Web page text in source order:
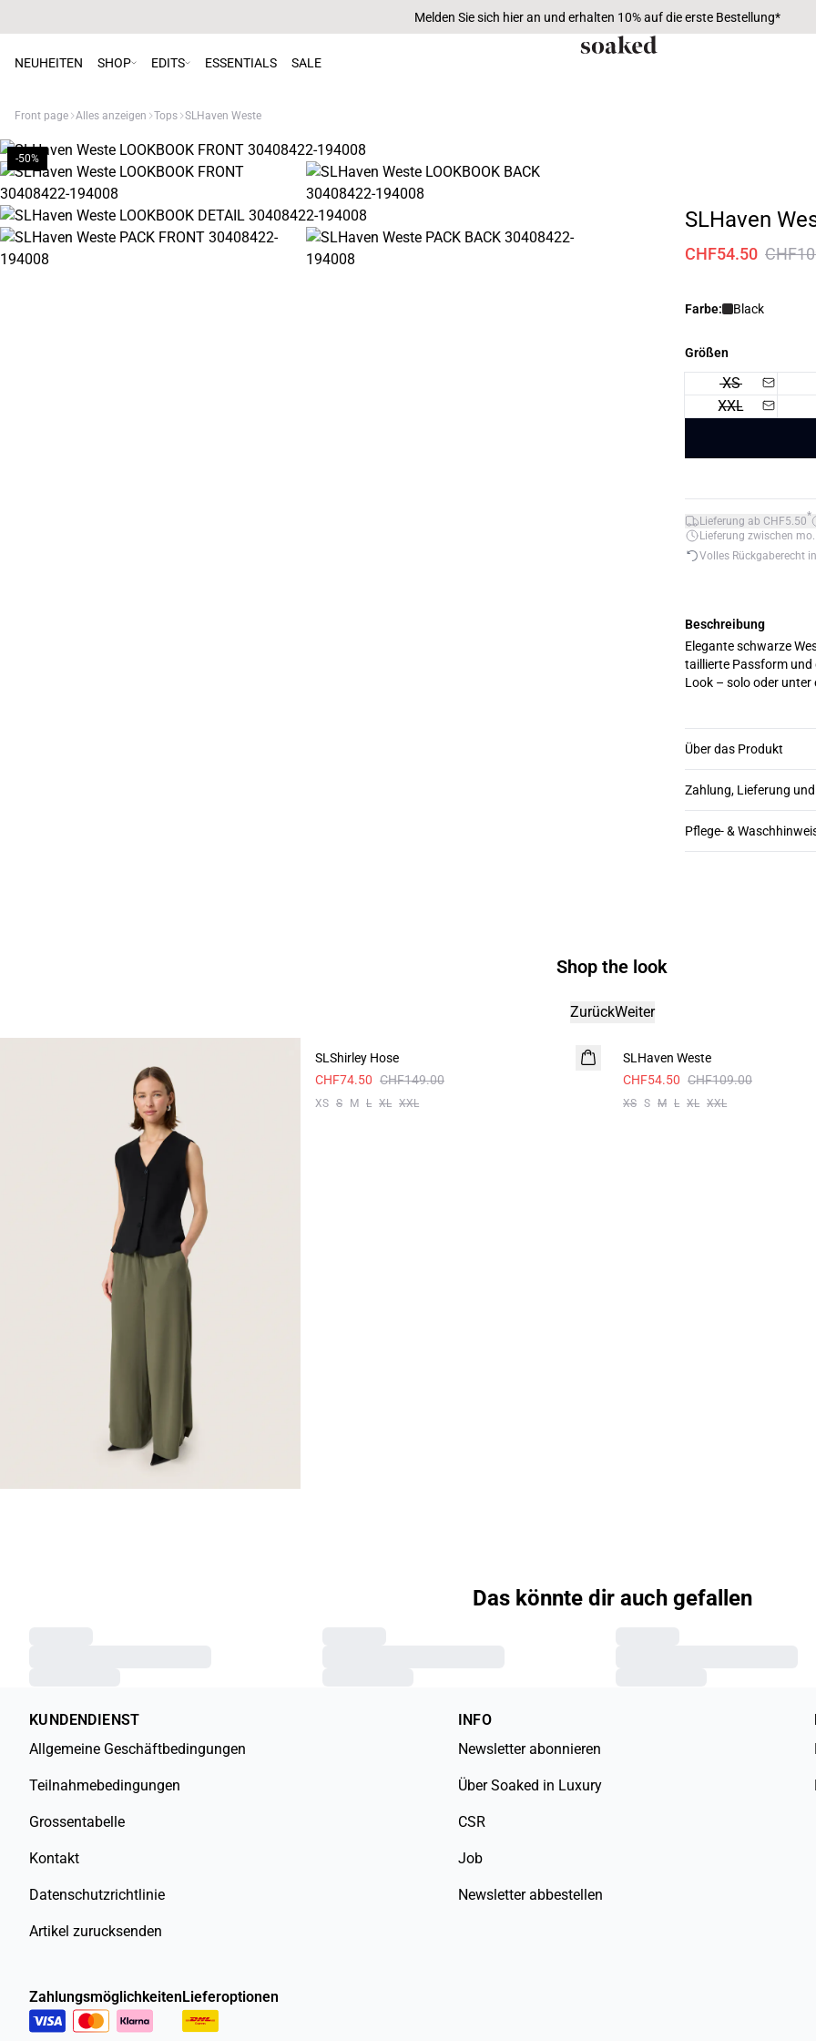
Melden Sie sich hier an und erhalten 10% auf die erste Bestellung*
NEUHEITEN SHOP EDITS ESSENTIALS SALE
Front page Alles anzeigen Tops SLHaven Weste
-50%
SLHaven
CHF54.50
Farbe: Black
Größen
XS
XXL
Lieferung ab CHF5.50*
Lieferung zwischen
Volles Rückgaberecht
Beschreibung
Elegante schwarze
taillierte Passform und
Über das Produkt
Zahlung, Lieferung
Pflege- &
Shop the look
ZurückWeiter
SLShirley Hose
CHF74.50 CHF149.00
XS S M L XL XXL
-50%
SLHaven Weste
CHF54.50 CHF109.00
XS S M L XL XXL
Das könnte dir auch gefallen
KUNDENDIENST
Allgemeine Geschäftbedingungen
Teilnahmebedingungen
Grossentabelle
Kontakt
Datenschutzrichtlinie
Artikel zurucksenden
INFO
Newsletter abonnieren
Über Soaked in Luxury
CSR
Job
Newsletter abbestellen
ZahlungsmöglichkeitenLieferoptionen